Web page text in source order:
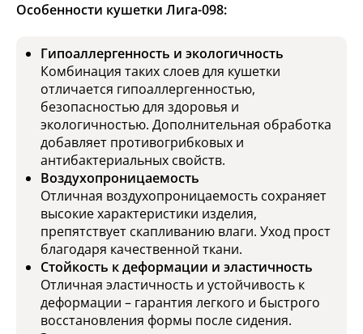
Особенности кушетки Лига-098:
Гипоаллергенность и экологичность
Комбинация таких слоев для кушетки
отличается гипоаллергенностью,
безопасностью для здоровья и
экологичностью. Дополнительная обработка
добавляет противогрибковых и
антибактериальных свойств.
Воздухопроницаемость
Отличная воздухопроницаемость сохраняет
высокие характеристики изделия,
препятствует скапливанию влаги. Уход прост
благодаря качественной ткани.
Стойкость к деформации и эластичность
Отличная эластичность и устойчивость к
деформации – гарантия легкого и быстрого
восстановления формы после сидения.